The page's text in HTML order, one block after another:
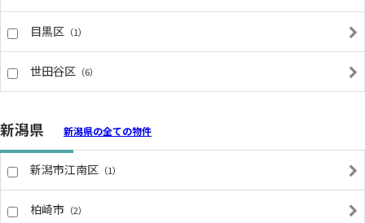
目黒区 （1）
世田谷区 （6）
新潟県 新潟県の全ての物件
新潟市江南区 （1）
柏崎市 （2）